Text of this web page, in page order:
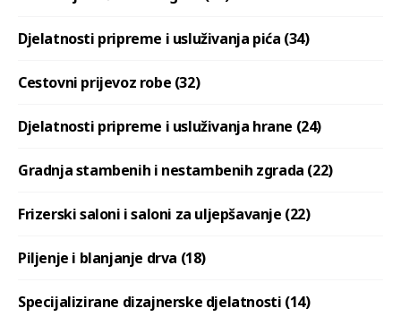
Djelatnosti pripreme i usluživanja pića (34)
Cestovni prijevoz robe (32)
Djelatnosti pripreme i usluživanja hrane (24)
Gradnja stambenih i nestambenih zgrada (22)
Frizerski saloni i saloni za uljepšavanje (22)
Piljenje i blanjanje drva (18)
Specijalizirane dizajnerske djelatnosti (14)